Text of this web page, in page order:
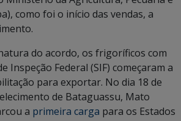
como foi o início das vendas, a
do acordo, os frigoríficos com
Inspeção Federal (SIF) começaram a
para exportar. No dia 18 de
de Bataguassu, Mato
a primeira carga para os Estados